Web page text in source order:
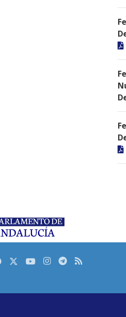
FacebookTwitterYoutubeInstagram
Telegram
RSS